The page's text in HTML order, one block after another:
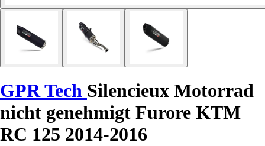
GPR Tech Silencieux Motorrad
nicht genehmigt Furore KTM
RC 125 2014-2016